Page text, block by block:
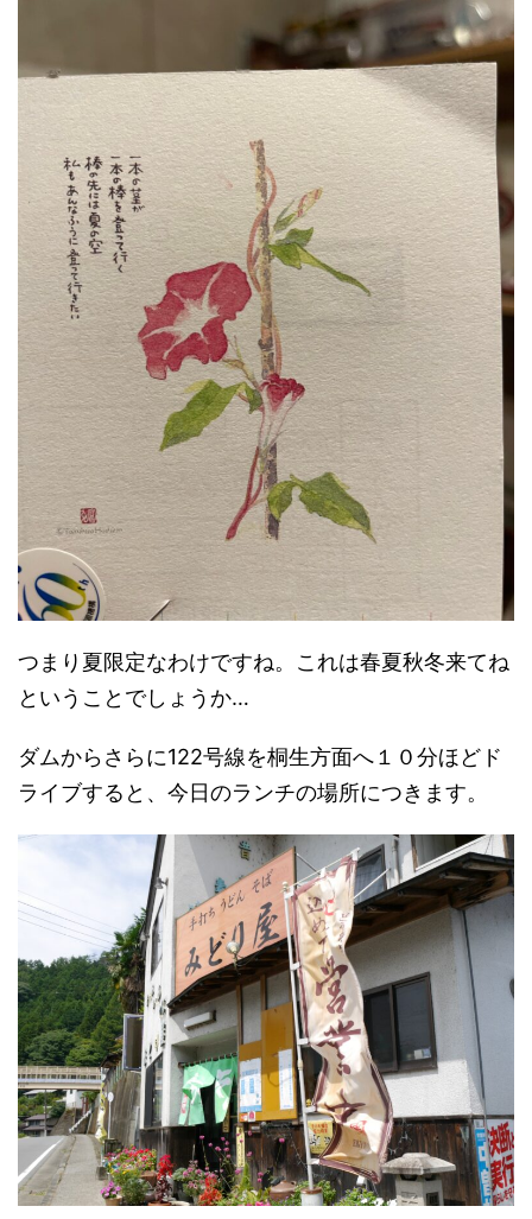
つまり夏限定なわけですね。これは春夏秋冬来てね
ということでしょうか…
ダムからさらに122号線を桐生方面へ１０分ほどド
ライブすると、今日のランチの場所につきます。